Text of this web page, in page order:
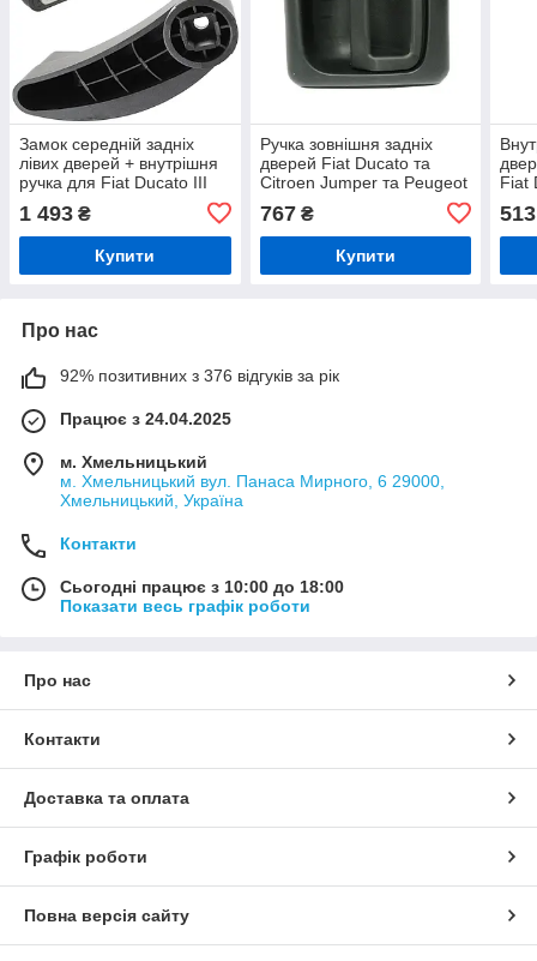
Замок середній задніх
лівих дверей + внутрішня
ручка для Fiat Ducato III
2006–, Citroen Jumper II,
Peugeot Boxer II (набір 2
шт)
1 493 ₴
Купити
Ручка зовнішня задніх
дверей Fiat Ducato та
Citroen Jumper та Peugeot
767₴
Купити
Fiat
513
Про нас
92% позитивних з 376 відгуків за рік
Працює з 24.04.2025
м. Хмельницький
м. Хмельницький вул. Панаса Мирного, 6 29000,
Хмельницький, Україна
Контакти
Сьогодні працює з 10:00 до 18:00
Показати весь графік роботи
Про нас
Контакти
Доставка та оплата
Графік роботи
Повна версія сайту